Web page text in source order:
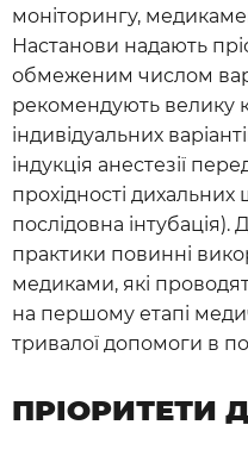
моніторингу,
Настанови надають
обмеженим числом
рекомендують велику
індивідуальних
індукція анестезії
прохідності
послідовна інтубація).
практики повинні
медиками, які
на першому етапі
тривалої допомоги в
ПРІОРИТЕТИ